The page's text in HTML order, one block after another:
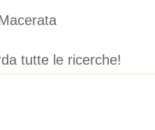
tutte le ricerche!